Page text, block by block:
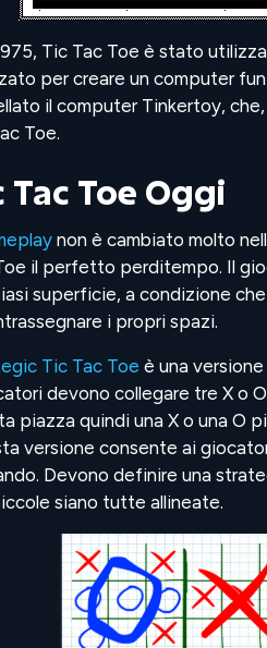
Tic Tac Toe è stato
per creare un computer
il computer Tinkertoy,
Toe.
Tac Toe Oggi
non è cambiato molto
il perfetto perditempo. Il
superficie, a condizione
i propri spazi.
Tic Tac Toe è una
devono collegare tre X o
piazza quindi una X o una O
versione consente ai
Devono definire una
siano tutte allineate.